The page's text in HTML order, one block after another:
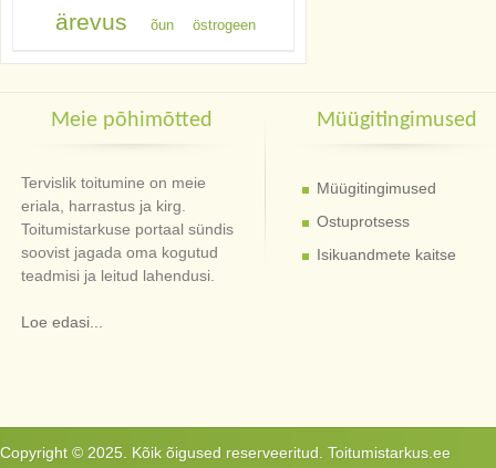
ärevus õun östrogeen
Meie põhimõtted
Tervislik toitumine on meie
eriala, harrastus ja kirg.
Toitumistarkuse portaal sündis
soovist jagada oma kogutud
teadmisi ja leitud lahendusi.
Loe edasi...
Müügitingimused
Müügitingimused
Ostuprotsess
Isikuandmete kaitse
Copyright © 2025. Kõik õigused reserveeritud. Toitumistarkus.ee